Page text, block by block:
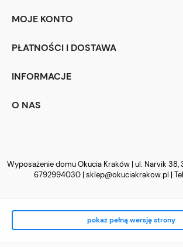
MOJE KONTO
PŁATNOŚCI I DOSTAWA
INFORMACJE
O NAS
Wyposażenie domu Okucia Kraków | ul. Narvik
6792994030 | sklep@okuciakrakow.pl |
pokaż pełną wersję strony